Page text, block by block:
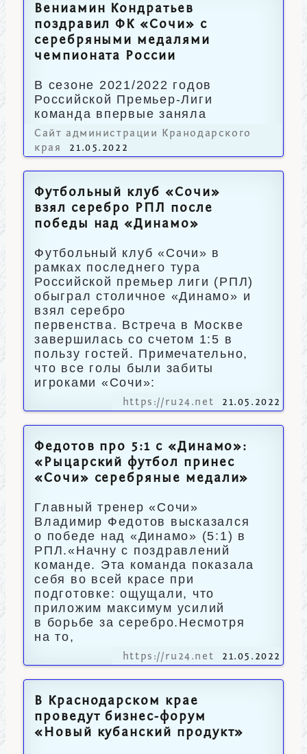
Вениамин Кондратьев
поздравил ФК «Сочи» с
серебряными медалями
чемпионата России
В сезоне 2021/2022 годов
Российской Премьер-Лиги
команда впервые заняла
второе место.
Сайт администрации Кранодарского
края
21.05.2022
Футбольный клуб «Сочи»
взял серебро РПЛ после
победы над «Динамо»
Футбольный клуб «Сочи» в
рамках последнего тура
Российской премьер лиги (РПЛ)
обыграл столичное «Динамо» и
взял серебро
первенства. Встреча в Москве
завершилась со счетом 1:5 в
пользу гостей. Примечательно,
что все голы были забиты
игроками «Сочи»:
https://ru24.net 21.05.2022
Федотов про 5:1 с «Динамо»:
«Рыцарский футбол принес
«Сочи» серебряные медали»
Главный тренер «Сочи»
Владимир Федотов высказался
о победе над «Динамо» (5:1) в
РПЛ.«Начну с поздравлений
команде. Эта команда показала
себя во всей красе при
подготовке: ощущали, что
приложим максимум усилий
в борьбе за серебро.Несмотря
на то,
https://ru24.net 21.05.2022
В Краснодарском крае
проведут бизнес-форум
«Новый кубанский продукт»